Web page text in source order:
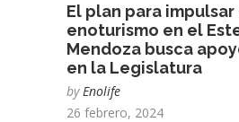
El plan para impulsar
enoturismo en el
Mendoza busca
en la Legislatura
by Enolife
26 febrero, 2024